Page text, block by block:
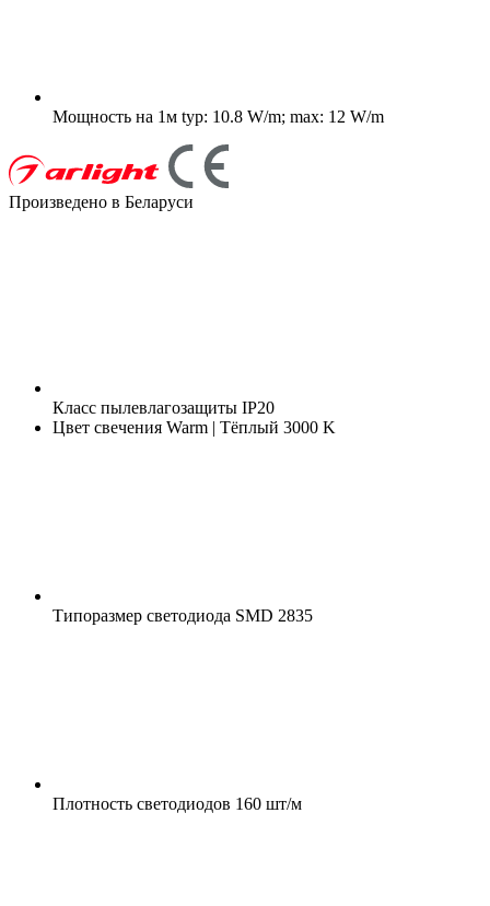
Мощность на 1м typ: 10.8 W/m; max: 12 W/m
Произведено в Беларуси
Класс пылевлагозащиты IP20
Цвет свечения Warm | Тёплый 3000 K
Типоразмер светодиода SMD 2835
Плотность светодиодов 160 шт/м